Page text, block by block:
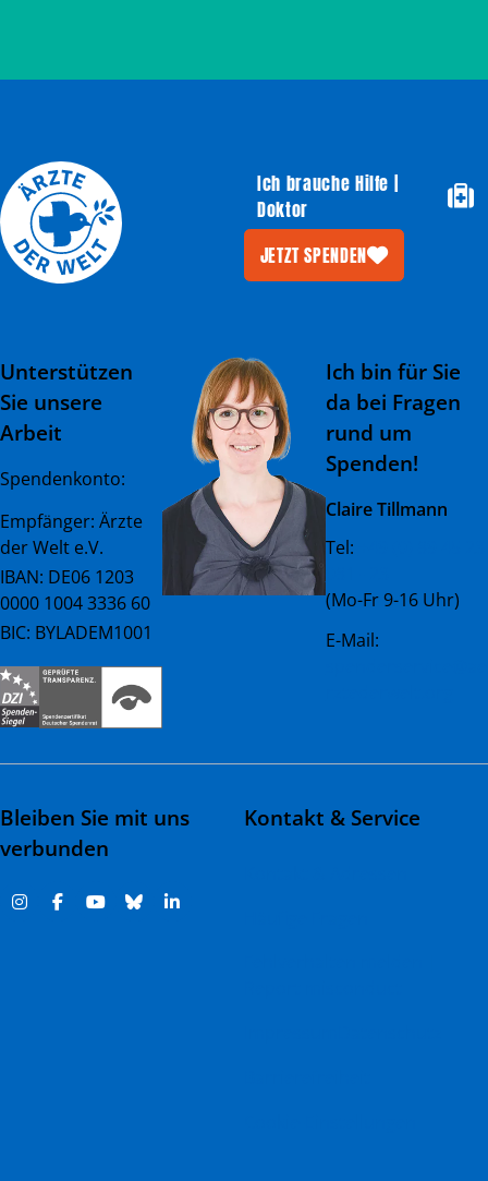
Ich brauche Hilfe |
Doktor
JETZT SPENDEN
Unterstützen
Sie unsere
Arbeit
Spendenkonto:
Empfänger: Ärzte
der Welt e.V.
IBAN: DE06 1203
0000 1004 3336 60
BIC: BYLADEM1001
Ich bin für Sie
da bei Fragen
rund um
Spenden!
Claire Tillmann
Tel:
(Mo-Fr 9-16 Uhr)
E-Mail:
Bleiben Sie mit uns
verbunden
Kontakt & Service